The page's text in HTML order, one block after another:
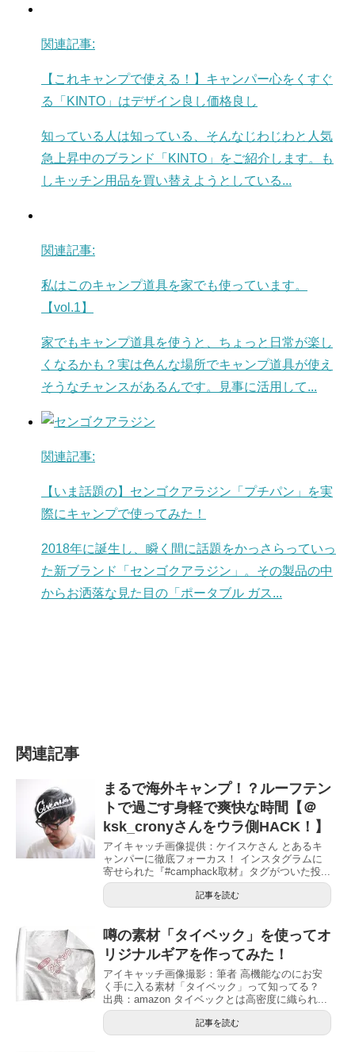
関連記事:
【これキャンプで使える！】キャンパー心をくすぐ
る「KINTO」はデザイン良し価格良し
知っている人は知っている、そんなじわじわと人気
急上昇中のブランド「KINTO」をご紹介します。も
しキッチン用品を買い替えようとしている...
関連記事:
私はこのキャンプ道具を家でも使っています。
【vol.1】
家でもキャンプ道具を使うと、ちょっと日常が楽し
くなるかも？実は色んな場所でキャンプ道具が使え
そうなチャンスがあるんです。見事に活用して...
関連記事:
【いま話題の】センゴクアラジン「プチパン」を実
際にキャンプで使ってみた！
2018年に誕生し、瞬く間に話題をかっさらっていっ
た新ブランド「センゴクアラジン」。その製品の中
からお洒落な見た目の「ポータブル ガス...
関連記事
まるで海外キャンプ！？ルーフテン
トで過ごす身軽で爽快な時間【＠
ksk_cronyさんをウラ側HACK！】
アイキャッチ画像提供：ケイスケさん とあるキ
ャンパーに徹底フォーカス！ インスタグラムに
寄せられた『#camphack取材』タグがついた投...
記事を読む
噂の素材「タイベック」を使ってオ
リジナルギアを作ってみた！
アイキャッチ画像撮影：筆者 高機能なのにお安
く手に入る素材「タイベック」って知ってる？
出典：amazon タイベックとは高密度に織られ...
記事を読む